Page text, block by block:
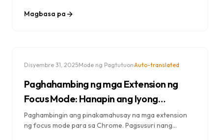
pangangailangan. Alamin kung alin ang pinakamainam
Magbasa pa
Disyembre 31, 2025·Mode ng Pagtutuon·Auto-translated
Paghahambing ng mga Extension ng
Focus Mode: Hanapin ang Iyong
Perpektong Productivity Tool
Paghambingin ang pinakamahusay na mga extension
ng focus mode para sa Chrome. Pagsusuri nang